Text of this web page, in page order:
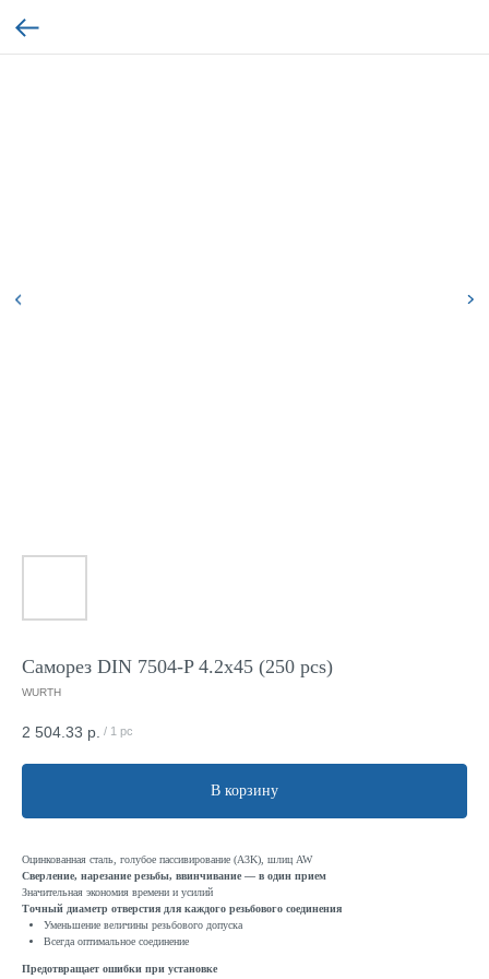
Саморез DIN 7504-P 4.2x45 (250 pcs)
WURTH
2 504.33 р. / 1 pc
В корзину
Оцинкованная сталь, голубое пассивирование (A3K), шлиц AW
Сверление, нарезание резьбы, ввинчивание — в один прием
Значительная экономия времени и усилий
Точный диаметр отверстия для каждого резьбового соединения
Уменьшение величины резьбового допуска
Всегда оптимальное соединение
Предотвращает ошибки при установке